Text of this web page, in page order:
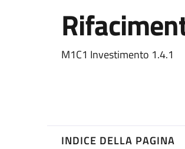
M1C1 Investimento 1.4.1
INDICE DELLA PAGINA